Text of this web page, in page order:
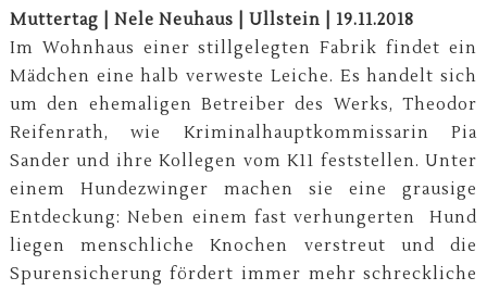
Muttertag | Nele Neuhaus | Ullstein | 19.11.2018
Im Wohnhaus einer stillgelegten Fabrik findet ein
Mädchen eine halb verweste Leiche. Es handelt sich
um den ehemaligen Betreiber des Werks, Theodor
Reifenrath, wie Kriminalhauptkommissarin Pia
Sander und ihre Kollegen vom K11 feststellen. Unter
einem Hundezwinger machen sie eine grausige
Entdeckung: Neben einem fast verhungerten Hund
liegen menschliche Knochen verstreut und die
Spurensicherung fördert immer mehr schreckliche